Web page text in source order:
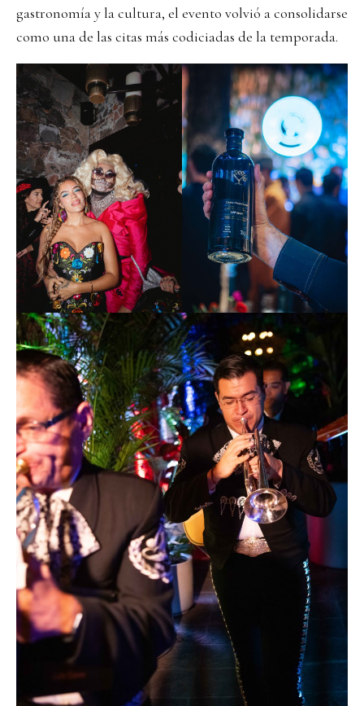
gastronomía y la cultura, el evento volvió a consolidarse
como una de las citas más codiciadas de la temporada.